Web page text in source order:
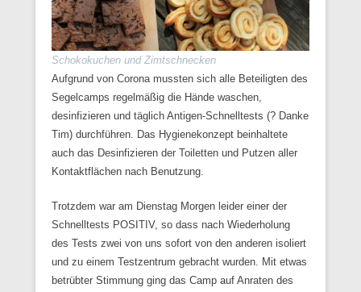
Schokokuchen und Zimtschnecken
Aufgrund von Corona mussten sich alle Beteiligten des
Segelcamps regelmäßig die Hände waschen,
desinfizieren und täglich Antigen-Schnelltests (? Danke
Tim) durchführen. Das Hygienekonzept beinhaltete
auch das Desinfizieren der Toiletten und Putzen aller
Kontaktflächen nach Benutzung.
Trotzdem war am Dienstag Morgen leider einer der
Schnelltests POSITIV, so dass nach Wiederholung
des Tests zwei von uns sofort von den anderen isoliert
und zu einem Testzentrum gebracht wurden. Mit etwas
betrübter Stimmung ging das Camp auf Anraten des